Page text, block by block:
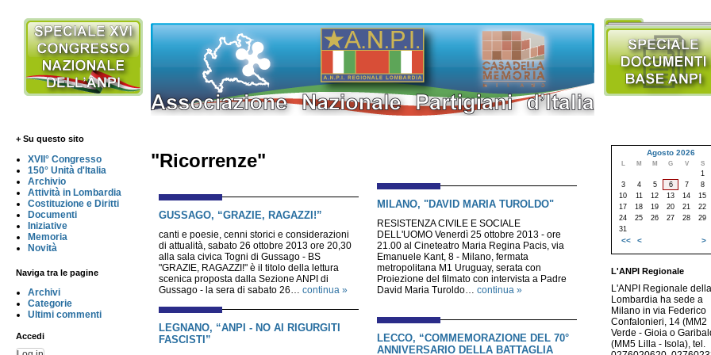
+ Su questo sito
XVII° Congresso
150° Unità d'Italia
Archivio
Attività in Lombardia
Costituzione e Diritti
Documenti
Iniziative
Memoria
Novità
Naviga tra le pagine
Archivi
Categorie
Ultimi commenti
Accedi
"Ricorrenze"
GUSSAGO, “GRAZIE, RAGAZZI!”
canti e poesie, cenni storici e considerazioni
di attualità, sabato 26 ottobre 2013 ore 20,30
alla sala civica Togni di Gussago - BS
"GRAZIE, RAGAZZI!" è il titolo della lettura
scenica proposta dalla Sezione ANPI di
Gussago - la sera di sabato 26… continua »
MILANO, "DAVID MARIA TUROLDO"
RESISTENZA CIVILE E SOCIALE
DELL'UOMO Venerdì 25 ottobre 2013 - ore
21.00 al Cineteatro Maria Regina Pacis, via
Emanuele Kant, 8 - Milano, fermata
metropolitana M1 Uruguay, serata con
Proiezione del filmato con intervista a Padre
David Maria Turoldo… continua »
LEGNANO, “ANPI - NO AI RIGURGITI
FASCISTI”
LECCO, “COMMEMORAZIONE DEL 70°
ANNIVERSARIO DELLA BATTAGLIA
Agosto 2026
L M M G V S
1
3
4 5 6 7 8
10
11 12 13 14 15
17
18 19 20 21 22
24
25 26 27 28 29
31
<< < >
L'ANPI Regionale
L'ANPI Regionale della
Lombardia ha sede a
Milano in via Federico
Confalonieri, 14 (MM2
Verde - Gioia o
(MM5 Lilla - Isola), tel.